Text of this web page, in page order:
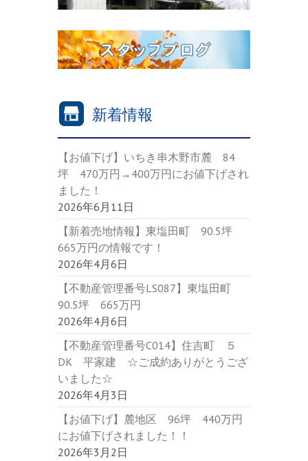
新着情報
【お値下げ】いちき串木野市麓 84
坪 470万円→400万円にお値下げされ
ました！
2026年6月11日
【新着売地情報】東塩田町 90.5坪
665万円の情報です！
2026年4月6日
【不動産管理番号LS087】東塩田町
90.5坪 665万円
2026年4月6日
【不動産管理番号C014】住吉町 ５
DK 平家建 ☆ご成約ありがとうござ
いました☆
2026年4月3日
【お値下げ】麓地区 96坪 440万円
にお値下げされました！！
2026年3月2日